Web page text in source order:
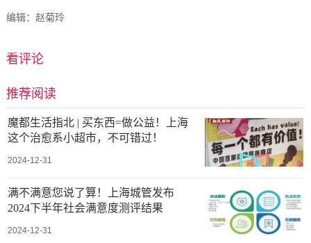
编辑：赵菊玲
看评论
推荐阅读
魔都生活指北 | 买东西=做公益！上海
这个治愈系小超市，不可错过！
2024-12-31
满不满意您说了算！上海城管发布
2024下半年社会满意度测评结果
2024-12-31